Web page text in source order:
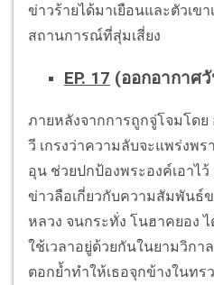
ข่าวร้ายได้มาเยือนและตัวเข
สถานการณ์ที่สุ่มเสี่ยง
EP. 17 (ออกอากาศ
ภายหลังจากการถูกจู่โจมโด
วี เกรงว่าความลับจะแพร่งพ
อุน ช่วยปกป้องพระองค์เอาไ
ข่าวลือเกี่ยวกับความสัมพันธ์
หลวง จนกระทั่ง โนฮาคยอง
ใช้เวลาอยู่ด้วยกันในยามวิกาล
ตอกย้ำทำให้เธอจุกข้างในทร